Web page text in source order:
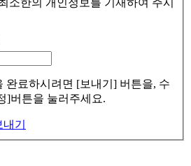
완료하시려면 [보내기] 버튼을, 수
]버튼을 눌러주세요.
내기